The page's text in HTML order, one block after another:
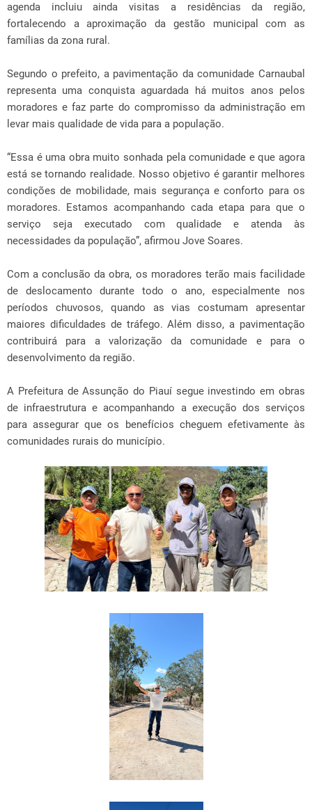
agenda incluiu ainda visitas a residências da região,
fortalecendo a aproximação da gestão municipal com as
famílias da zona rural.
Segundo o prefeito, a pavimentação da comunidade Carnaubal
representa uma conquista aguardada há muitos anos pelos
moradores e faz parte do compromisso da administração em
levar mais qualidade de vida para a população.
“Essa é uma obra muito sonhada pela comunidade e que agora
está se tornando realidade. Nosso objetivo é garantir melhores
condições de mobilidade, mais segurança e conforto para os
moradores. Estamos acompanhando cada etapa para que o
serviço seja executado com qualidade e atenda às
necessidades da população”, afirmou Jove Soares.
Com a conclusão da obra, os moradores terão mais facilidade
de deslocamento durante todo o ano, especialmente nos
períodos chuvosos, quando as vias costumam apresentar
maiores dificuldades de tráfego. Além disso, a pavimentação
contribuirá para a valorização da comunidade e para o
desenvolvimento da região.
A Prefeitura de Assunção do Piauí segue investindo em obras
de infraestrutura e acompanhando a execução dos serviços
para assegurar que os benefícios cheguem efetivamente às
comunidades rurais do município.